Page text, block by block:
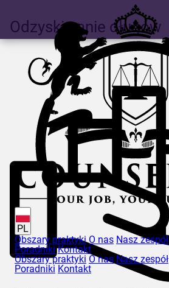
PL
Obszary praktyki O nas Nasz zespół
Poradniki Kontakt
Obszary praktyki O nas Nasz zespół
Poradniki Kontakt
Odzyskiwanie długów